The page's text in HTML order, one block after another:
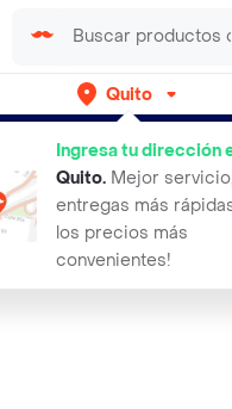
Quito
Ingresa tu dirección
Quito. Mejor servicio,
entregas más
los precios más
convenientes!
envíos gratis por semanas